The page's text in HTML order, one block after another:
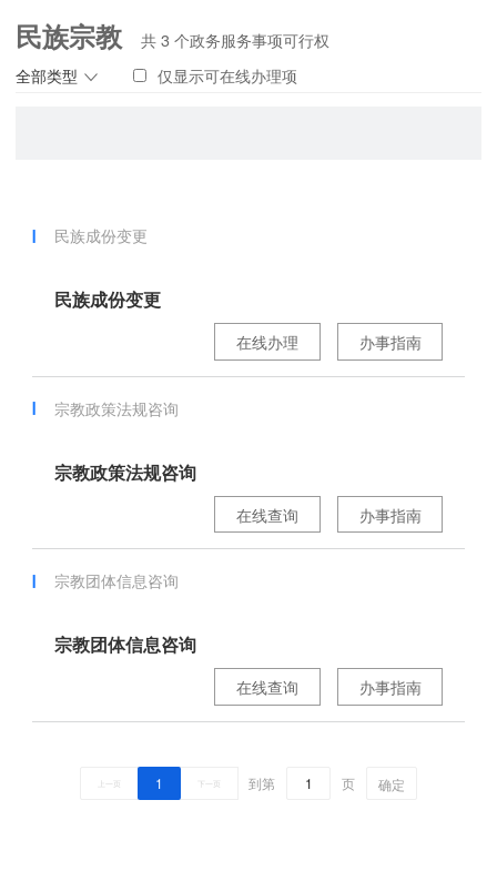
民族宗教
全部类型
共3 个政务服务事项可行权
仅显示可在线办理项
民族成份变更
民族成份变更
办事指南
在线办理
宗教政策法规咨询
宗教政策法规咨询
办事指南
在线查询
宗教团体信息咨询
宗教团体信息咨询
办事指南
在线查询
上一页 1 下一页 到第 页 确定